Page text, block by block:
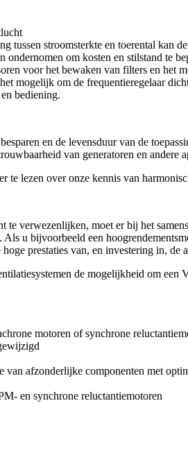
tussen stroomsterkte en toerental kan
om kosten en stilstand te
voor het bewaken van filters en het
mogelijk om de frequentieregelaar
bediening.
en de levensduur van de
van generatoren en andere
te lezen over onze kennis van
te verwezenlijken, moet er bij het
u bijvoorbeeld een
prestaties van, en investering in, de
de mogelijkheid om
motoren of synchrone
van afzonderlijke componenten met
en synchrone reluctantiemotoren